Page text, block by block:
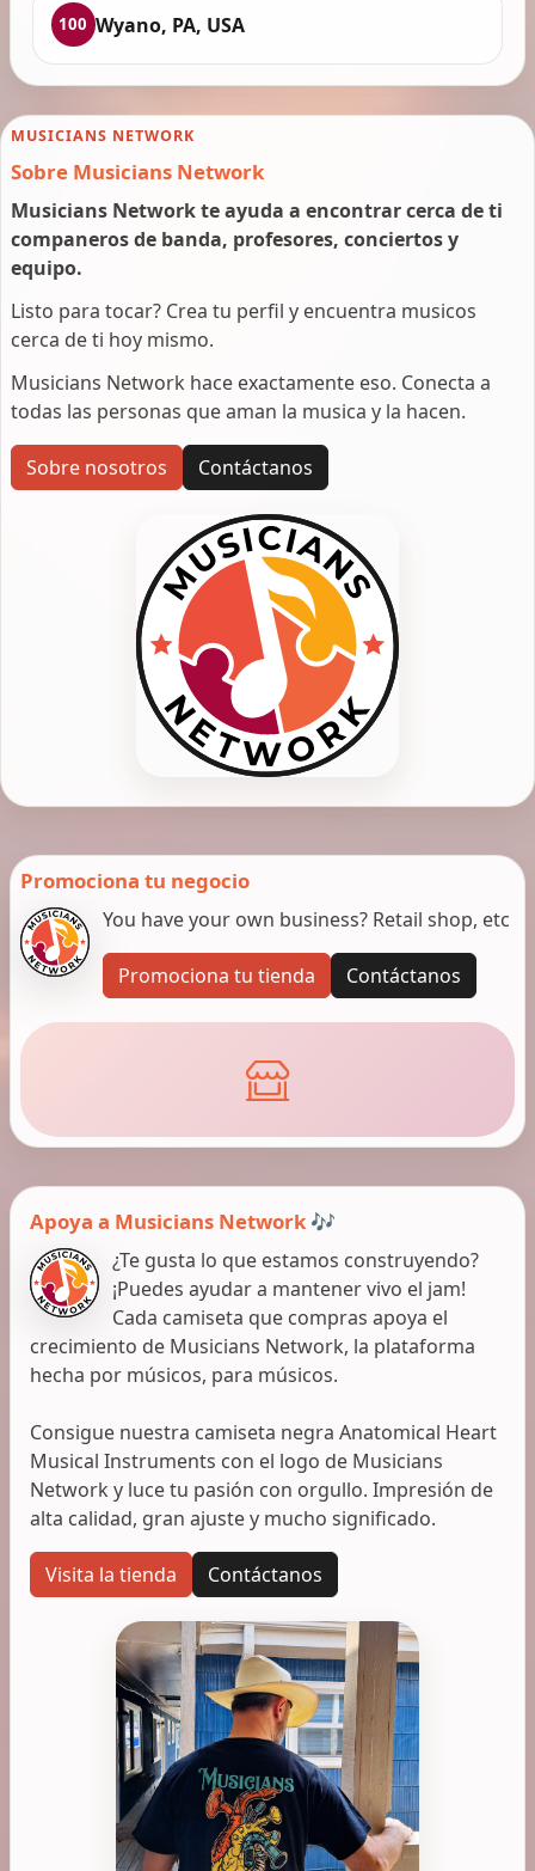
100 Wyano, PA, USA
MUSICIANS NETWORK
Sobre Musicians Network
Musicians Network te ayuda a encontrar cerca de ti
companeros de banda, profesores, conciertos y
equipo.
Listo para tocar? Crea tu perfil y encuentra musicos
cerca de ti hoy mismo.
Musicians Network hace exactamente eso. Conecta a
todas las personas que aman la musica y la hacen.
Sobre nosotros Contáctanos
Promociona tu negocio
You have your own business? Retail shop, etc
Promociona tu tienda Contáctanos
Apoya a Musicians Network 🎶
¿Te gusta lo que estamos construyendo?
¡Puedes ayudar a mantener vivo el jam!
Cada camiseta que compras apoya el
crecimiento de Musicians Network, la plataforma
hecha por músicos, para músicos.
Consigue nuestra camiseta negra Anatomical Heart
Musical Instruments con el logo de Musicians
Network y luce tu pasión con orgullo. Impresión de
alta calidad, gran ajuste y mucho significado.
Visita la tienda Contáctanos